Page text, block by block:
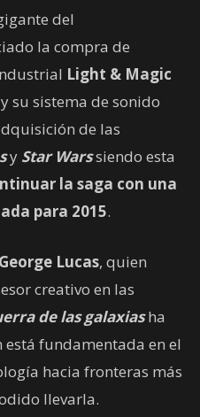
del
la compra de
Light & Magic
y su sistema de sonido
de las
y Star Warssiendo esta
la saga con una
para 2015.
George Lucas, quien
creativo en las
de las galaxiasha
fundamentada en el
hacia fronteras más
llevarla.